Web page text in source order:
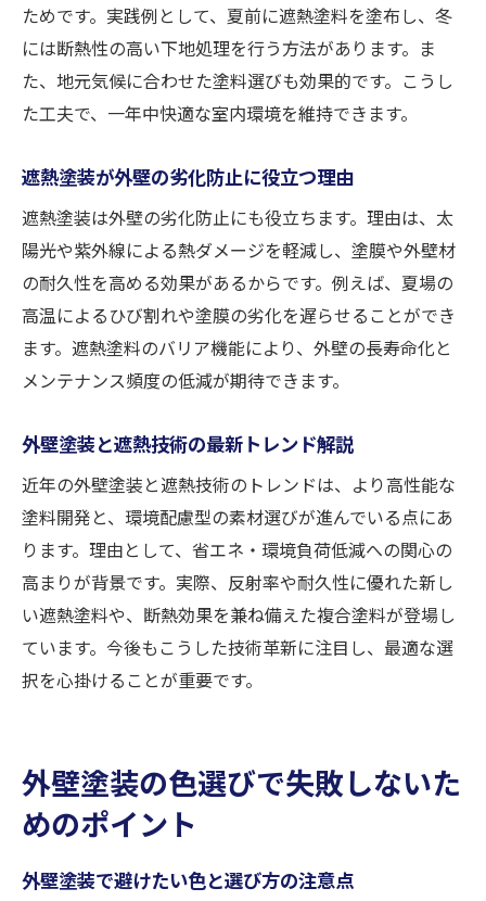
塗り替え時期に外壁塗装の質を高める方法
助成金を活用した賢い外壁塗装の進め方
外壁塗装に使える助成金情報の最新動向
法
補助金を利用した外壁塗装のメリットとは
自治体の外壁塗装補助金条件の確認方法
外壁塗装で賢く助成金を活用するコツ
遮熱塗装における費用相場と見積もりのコツ
外壁塗装の見積もり時に注目すべき項目
遮熱塗装の施工単価と費用比較のポイント
外壁塗装費用を抑える見積もり交渉術
見積もり時に外壁塗装業者を見極める方法
遮熱技術導入による費用対効果を検証
後悔しないための外壁塗装の基礎知識まとめ
外壁塗装の基礎知識をわかりやすく整理
外壁塗装の口コミから学ぶ賢い選択術
遮熱外壁塗装で快適な住まいを守る秘訣
イス
ためです。実践例として、夏前に遮熱塗料を塗布し、冬
には断熱性の高い下地処理を行う方法があります。ま
た、地元気候に合わせた塗料選びも効果的です。こうし
た工夫で、一年中快適な室内環境を維持できます。
遮熱塗装が外壁の劣化防止に役立つ理由
遮熱塗装は外壁の劣化防止にも役立ちます。理由は、太
陽光や紫外線による熱ダメージを軽減し、塗膜や外壁材
の耐久性を高める効果があるからです。例えば、夏場の
高温によるひび割れや塗膜の劣化を遅らせることができ
ます。遮熱塗料のバリア機能により、外壁の長寿命化と
メンテナンス頻度の低減が期待できます。
外壁塗装と遮熱技術の最新トレンド解説
近年の外壁塗装と遮熱技術のトレンドは、より高性能な
塗料開発と、環境配慮型の素材選びが進んでいる点にあ
ります。理由として、省エネ・環境負荷低減への関心の
高まりが背景です。実際、反射率や耐久性に優れた新し
い遮熱塗料や、断熱効果を兼ね備えた複合塗料が登場し
ています。今後もこうした技術革新に注目し、最適な選
択を心掛けることが重要です。
外壁塗装の色選びで失敗しないた
めのポイント
外壁塗装で避けたい色と選び方の注意点